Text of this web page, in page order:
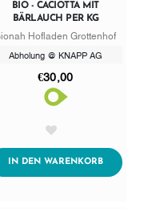
BIO - CACIOTTA MIT
BÄRLAUCH PER KG
Hofladen Grottenhof
Abholung @ KNAPP AG
€30,00
IN DEN WARENKORBADDTOCART